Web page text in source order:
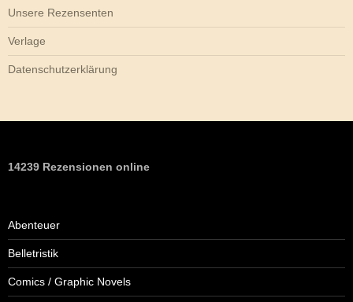
Unsere Rezensenten
Verlage
Datenschutzerklärung
14239 Rezensionen online
Abenteuer
Belletristik
Comics / Graphic Novels